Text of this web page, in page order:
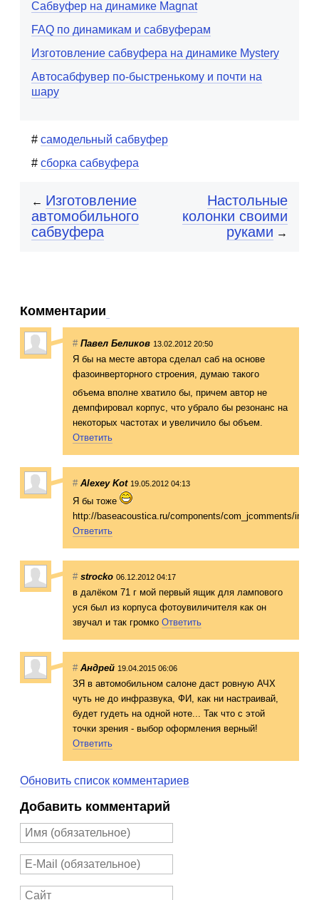
Сабвуфер на динамике Magnat
FAQ по динамикам и сабвуферам
Изготовление сабвуфера на динамике Mystery
Автосабфувер по-быстренькому и почти на
шару
самодельный сабвуфер
сборка сабвуфера
Настольные
колонки своими
руками →
← Изготовление
автомобильного
сабвуфера
Комментарии
# Павел Беликов 13.02.2012 20:50
Я бы на месте автора сделал саб на основе
фазоинверторного строения, думаю такого
объема вполне хватило бы, причем автор не
демпфировал корпус, что убрало бы резонанс на
некоторых частотах и увеличило бы объем.
Ответить
# Alexey Kot 19.05.2012 04:13
Я бы тоже
http://baseacoustica.ru/components/com_jcomments/
Ответить
# strocko 06.12.2012 04:17
в далёком 71 г мой первый ящик для лампового
уся был из корпуса фотоувиличителя как он
звучал и так громко Ответить
# Андрей 19.04.2015 06:06
ЗЯ в автомобильном салоне даст ровную АЧХ
чуть не до инфразвука, ФИ, как ни настраивай,
будет гудеть на одной ноте... Так что с этой
точки зрения - выбор оформления верный!
Ответить
Обновить список комментариев
Добавить комментарий